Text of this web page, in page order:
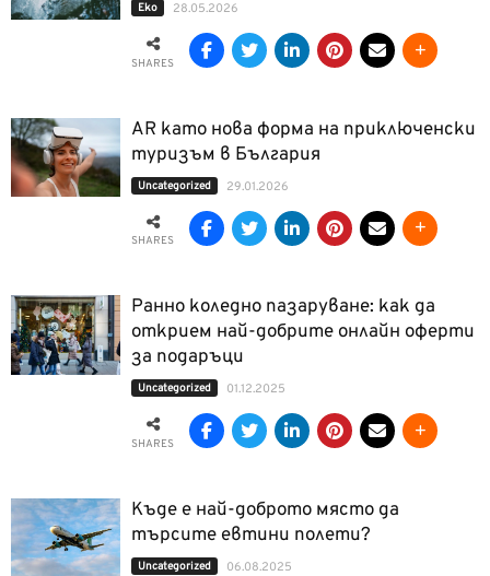
Еко 28.05.2026
SHARES
AR като нова форма на приключенски
туризъм в България
Uncategorized 29.01.2026
SHARES
Ранно коледно пазаруване: как да
открием най-добрите онлайн оферти
за подаръци
Uncategorized 01.12.2025
SHARES
Къде е най-доброто място да
търсите евтини полети?
Uncategorized 06.08.2025